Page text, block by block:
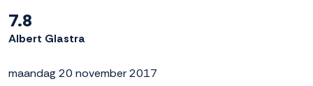
7.8
Albert Glastra
maandag 20 november 2017